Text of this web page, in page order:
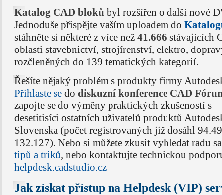
Katalog CAD bloků byl rozšířen o další nové
Jednoduše přispějte vaším uploadem do
stáhněte si některé z více než 41.666 stávajících
oblasti stavebnictví, strojírenství, elektro,
rozčleněných do 139 tematických kategorií.
Řešíte nějaký problém s produkty firmy
Přihlaste sedo diskuzní konference CAD
zapojte se do výměny praktických zkušeností s
desetitisíci ostatních uživatelů produktů
Slovenska (počet registrovaných již dosáhl
132.127). Nebo si můžete zkusit vyhledat radu
tipů a triků, nebo kontaktujte technickou
helpdesk.cadstudio.cz
Jak získat přístup na Helpdesk (VIP)